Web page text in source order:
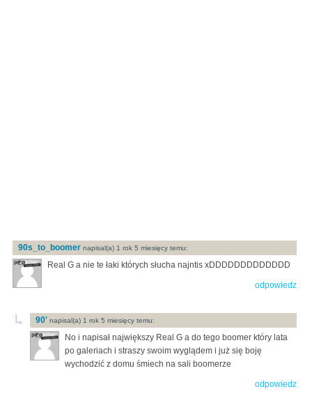
90s_to_boomer napisal(a) 1 rok 5 miesięcy temu:
Real G a nie te łaki których słucha najntis xDDDDDDDDDDDDD
odpowiedz
90' napisal(a) 1 rok 5 miesięcy temu:
No i napisał największy Real G a do tego boomer który lata
po galeriach i straszy swoim wyglądem i już się boję
wychodzić z domu śmiech na sali boomerze
odpowiedz